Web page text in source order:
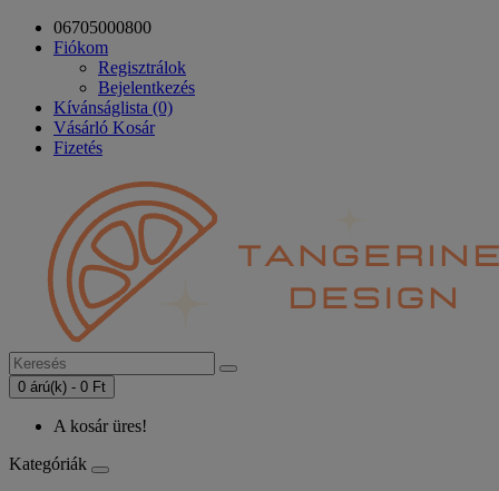
06705000800
Fiókom
Regisztrálok
Bejelentkezés
Kívánságlista (0)
Vásárló Kosár
Fizetés
0 árú(k) - 0 Ft
A kosár üres!
Kategóriák